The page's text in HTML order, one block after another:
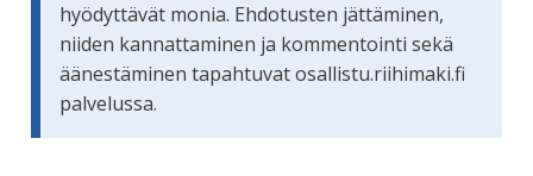
hyödyttävät monia. Ehdotusten jättäminen,
niiden kannattaminen ja kommentointi sekä
äänestäminen tapahtuvat osallistu.riihimaki.fi
palvelussa.